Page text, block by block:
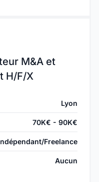
M&A et
H/F/X
Lyon
70K€ - 90K€
Freelance
Aucun